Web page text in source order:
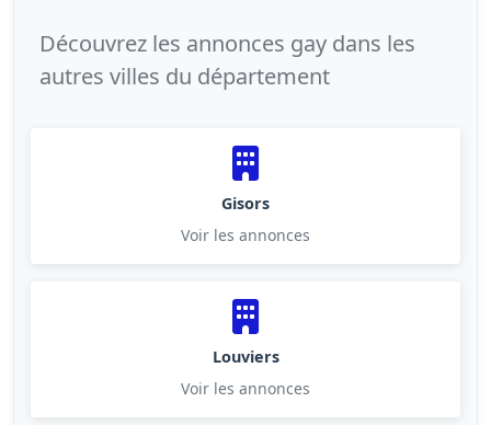
Découvrez les annonces gay dans les
autres villes du département
Gisors
Voir les annonces
Louviers
Voir les annonces